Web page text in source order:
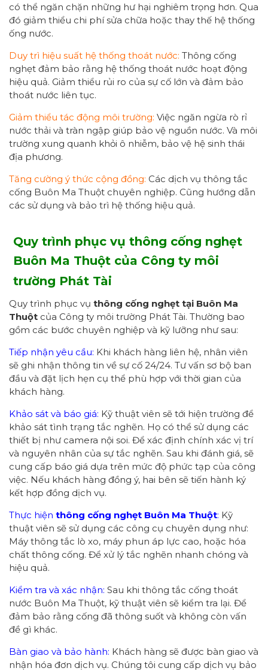
có thể ngăn chặn những hư hại nghiêm trọng hơn. Qua
đó giảm thiểu chi phí sửa chữa hoặc thay thế hệ thống
ống nước.
Duy trì hiệu suất hệ thống thoát nước: Thông cống
nghẹt đảm bảo rằng hệ thống thoát nước hoạt động
hiệu quả. Giảm thiểu rủi ro của sự cố lớn và đảm bảo
thoát nước liên tục.
Giảm thiểu tác động môi trường: Việc ngăn ngừa rò rỉ
nước thải và tràn ngập giúp bảo vệ nguồn nước. Và môi
trường xung quanh khỏi ô nhiễm, bảo vệ hệ sinh thái
địa phương.
Tăng cường ý thức cộng đồng: Các dịch vụ thông tắc
cống Buôn Ma Thuột chuyên nghiệp. Cũng hướng dẫn
các sử dụng và bảo trì hệ thống hiệu quả.
Quy trình phục vụ thông cống nghẹt
Buôn Ma Thuột của Công ty môi
trường Phát Tài
Quy trình phục vụ thông cống nghẹt tại Buôn Ma
Thuột của Công ty môi trường Phát Tài. Thường bao
gồm các bước chuyên nghiệp và kỹ lưỡng như sau:
Tiếp nhận yêu cầu: Khi khách hàng liên hệ, nhân viên
sẽ ghi nhận thông tin về sự cố 24/24. Tư vấn sơ bộ ban
đầu và đặt lịch hẹn cụ thể phù hợp với thời gian của
khách hàng.
Khảo sát và báo giá: Kỹ thuật viên sẽ tới hiện trường để
khảo sát tình trạng tắc nghẽn. Họ có thể sử dụng các
thiết bị như camera nội soi. Để xác định chính xác vị trí
và nguyên nhân của sự tắc nghẽn. Sau khi đánh giá, sẽ
cung cấp báo giá dựa trên mức độ phức tạp của công
việc. Nếu khách hàng đồng ý, hai bên sẽ tiến hành ký
kết hợp đồng dịch vụ.
Thực hiện thông cống nghẹt Buôn Ma Thuột: Kỹ
thuật viên sẽ sử dụng các công cụ chuyên dụng như:
Máy thông tắc lò xo, máy phun áp lực cao, hoặc hóa
chất thông cống. Để xử lý tắc nghẽn nhanh chóng và
hiệu quả.
Kiểm tra và xác nhận: Sau khi thông tắc cống thoát
nước Buôn Ma Thuột, kỹ thuật viên sẽ kiểm tra lại. Để
đảm bảo rằng cống đã thông suốt và không còn vấn
đề gì khác.
Bàn giao và bảo hành: Khách hàng sẽ được bàn giao và
nhận hóa đơn dịch vụ. Chúng tôi cung cấp dịch vụ bảo